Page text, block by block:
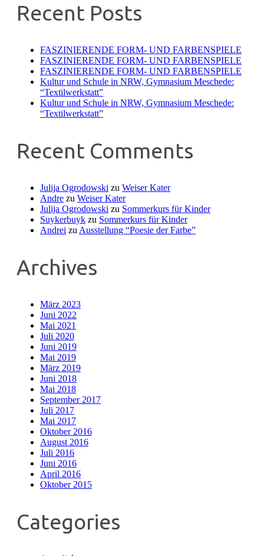
Recent Posts
FASZINIERENDE FORM- UND FARBENSPIELE
FASZINIERENDE FORM- UND FARBENSPIELE
FASZINIERENDE FORM- UND FARBENSPIELE
Kultur und Schule in NRW, Gymnasium Meschede:
“Textilwerkstatt”
Kultur und Schule in NRW, Gymnasium Meschede:
“Textilwerkstatt”
Recent Comments
Julija Ogrodowski zu Weiser Kater
Andre zu Weiser Kater
Julija Ogrodowski zu Sommerkurs für Kinder
Suykerbuyk zu Sommerkurs für Kinder
Andrei zuAusstellung “Poesie der Farbe”
Archives
März 2023
Juni 2022
Mai 2021
Juli 2020
Juni 2019
Mai 2019
März 2019
Juni 2018
Mai 2018
September 2017
Juli 2017
Mai 2017
Oktober 2016
August 2016
Juli 2016
Juni 2016
April 2016
Oktober 2015
Categories